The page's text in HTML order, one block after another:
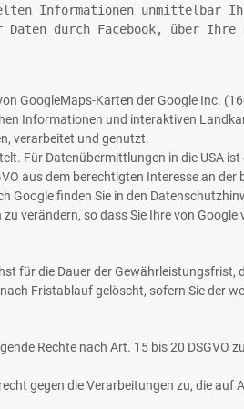
Informationen unmittelbar
Daten durch Facebook, über
GoogleMaps-Karten der Google Inc.
Informationen und interaktiven
verarbeitet und genutzt.
Für Datenübermittlungen in die USA
aus dem berechtigten Interesse an
Google finden Sie in den
verändern, so dass Sie Ihre von
für die Dauer der
Fristablauf gelöscht, sofern Sie der
Rechte nach Art. 15 bis 20
gegen die Verarbeitungen zu, die auf